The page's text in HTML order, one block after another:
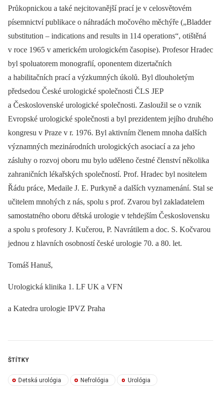
Průkopnickou a také nejcitovanější prací je v celosvětovém
písemnictví publikace o náhradách močového měchýře („Bladder
substitution –⁠ indications and results in 114 operations“, otištěná
v roce 1965 v americkém urologickém časopise). Profesor Hradec
byl spoluatorem monografií, oponentem dizertačních
a habilitačních prací a výzkumných úkolů. Byl dlouholetým
předsedou České urologické společnosti ČLS JEP
a Československé urologické společnosti. Zasloužil se o vznik
Evropské urologické společnosti a byl prezidentem jejího druhého
kongresu v Praze v r. 1976. Byl aktivním členem mnoha dalších
významných mezinárodních urologických asociací a za jeho
zásluhy o rozvoj oboru mu bylo uděleno čestné členství několika
zahraničních lékařských společností. Prof. Hradec byl nositelem
Řádu práce, Medaile J. E. Purkyně a dalších vyznamenání. Stal se
učitelem mnohých z nás, spolu s prof. Zvarou byl zakladatelem
samostatného oboru dětská urologie v tehdejším Československu
a spolu s profesory J. Kučerou, P. Navrátilem a doc. S. Kočvarou
jednou z hlavních osobností české urologie 70. a 80. let.
Tomáš Hanuš,
Urologická klinika 1. LF UK a VFN
a Katedra urologie IPVZ Praha
ŠTÍTKY
Detská urológia Nefrológia Urológia